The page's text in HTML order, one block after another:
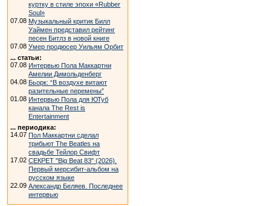
куртку в стиле эпохи «Rubber
Soul»
07.08 Музыкальный критик Билл
Уаймен представил рейтинг
песен Битлз в новой книге
07.08 Умер продюсер Уильям Орбит
... статьи:
07.08 Интервью Пола Маккартни
Амелии Димольденберг
04.08 Бьорк: “В воздухе витают
разительные перемены”
01.08 Интервью Пола для ЮТуб
канала The Rest is
Entertainment
... периодика:
14.07 Пол Маккартни сделал
трибьют The Beatles на
свадьбе Тейлор Свифт
17.02 СЕКРЕТ "Big Beat 83" (2026).
Первый мерсибит-альбом на
русском языке
22.09 Александр Беляев. Последнее
интервью